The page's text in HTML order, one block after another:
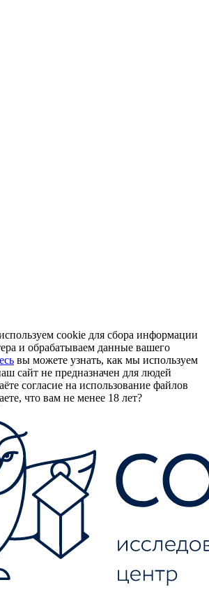
cookie для сбора информации
и обрабатываем данные вашего
вы можете узнать, как мы используем
сайт не предназначен для людей
согласие на использование файлов
что вам не менее 18 лет?